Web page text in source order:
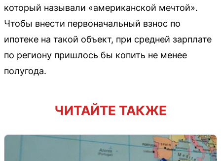
который называли «американской мечтой».
Чтобы внести первоначальный взнос по
ипотеке на такой объект, при средней зарплате
по региону пришлось бы копить не менее
полугода.
ЧИТАЙТЕ ТАКЖЕ